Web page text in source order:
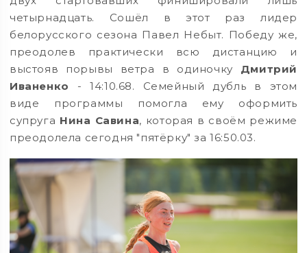
четырнадцать. Сошёл в этот раз лидер
белорусского сезона Павел Небыт. Победу же,
преодолев практически всю дистанцию и
выстояв порывы ветра в одиночку Дмитрий
Иваненко - 14:10.68. Семейный дубль в этом
виде программы помогла ему оформить
супруга Нина Савина, которая в своём режиме
преодолела сегодня "пятёрку" за 16:50.03.